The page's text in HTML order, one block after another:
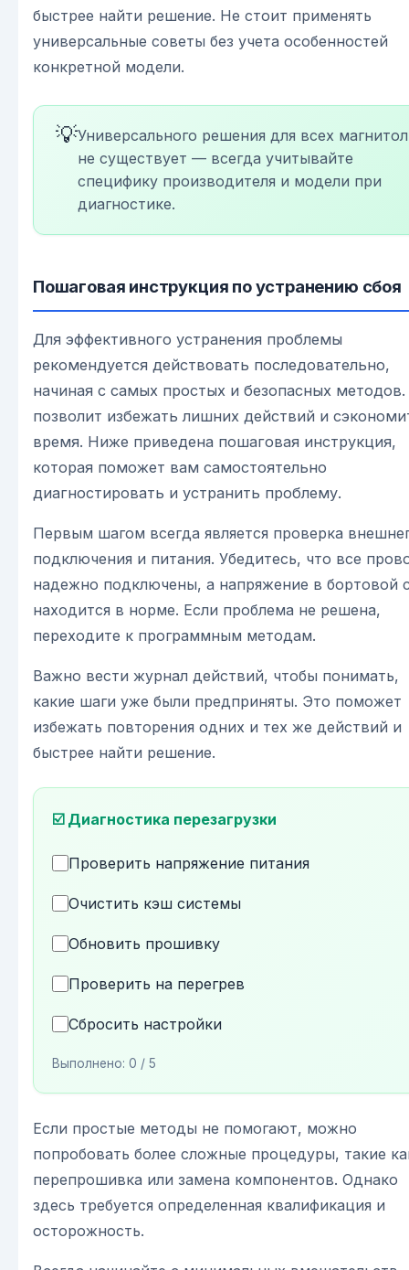
быстрее найти решение. Не стоит применять
универсальные советы без учета особенностей
конкретной модели.
💡Универсального решения для всех магнитол
не существует — всегда учитывайте
специфику производителя и модели при
диагностике.
Пошаговая инструкция по устранению сбоя
Для эффективного устранения проблемы
рекомендуется действовать последовательно,
начиная с самых простых и безопасных
позволит избежать лишних действий и
время. Ниже приведена пошаговая инструкция,
которая поможет вам самостоятельно
диагностировать и устранить проблему.
Первым шагом всегда является проверка
подключения и питания. Убедитесь, что все
надежно подключены, а напряжение в бортовой
находится в норме. Если проблема не решена,
переходите к программным методам.
Важно вести журнал действий, чтобы понимать,
какие шаги уже были предприняты. Это поможет
избежать повторения одних и тех же действий и
быстрее найти решение.
☑️ Диагностика перезагрузки
Проверить напряжение питания
Очистить кэш системы
Обновить прошивку
Проверить на перегрев
Сбросить настройки
Выполнено: 0 / 5
Если простые методы не помогают, можно
попробовать более сложные процедуры, такие
перепрошивка или замена компонентов. Однако
здесь требуется определенная квалификация и
осторожность.